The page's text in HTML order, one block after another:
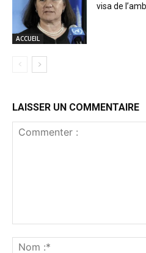
ACCUEIL
visa de
LAISSER UN COMMENTAIRE